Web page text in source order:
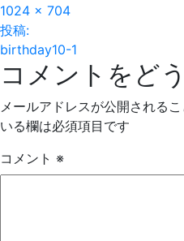
フ
ル
サ
イ
ズ
1024 × 704
投
稿
ナ
ビ
ゲ
投稿:
birthday10-1
コメントをど
メールアドレスが公開されるこ
いる欄は必須項目です
コメント ※